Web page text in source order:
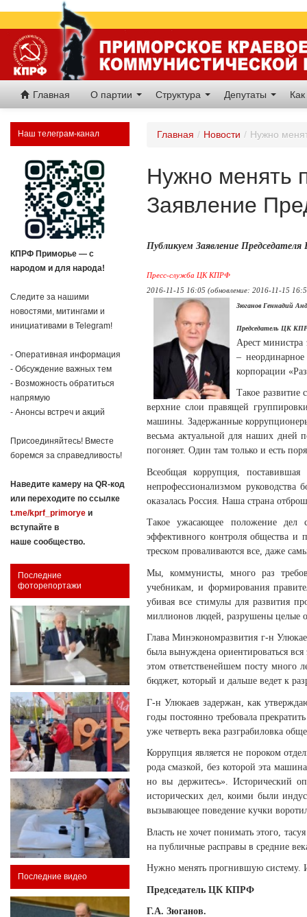
Главная О партии Структура Депутаты
Наш телеграм-канал
КПРФ Приморье — с
народом и для народа!
Следите за нашими
новостями, митингами и
инициативами в Telegram!
- Оперативная информация
- Обсуждение важных тем
- Возможность обратиться
напрямую
- Анонсы встреч и акций
Присоединяйтесь! Вместе
боремся за справедливость!
Наведите камеру на QR-код
или переходите по ссылке
t.me/kprf_primorye и
вступайте в
наше сообщество.
Последние
фоторепортажи
Последние видео
Главная / Новости / Нужно
Нужно менять
Заявление
Публикуем Заявление
Пресс-служба ЦК КПРФ
2016-11-15 16:05 (обновление: 2016-11-15
Зюганов Геннадий
Председатель ЦК
Арест
–
корпорации
Такое развитие
верхние слои правящей
машины. Задержанные
весьма актуальной для наших
погоняет. Один там только и есть
Всеобщая коррупция,
непрофессионализмом руководства
оказалась Россия. Наша страна
Такое ужасающее положение дел
эффективного контроля общества и
треском проваливаются все, даже
Мы, коммунисты, много раз
учебникам, и формирования
убивая все стимулы для развития
миллионов людей, разрушены целые
Глава Минэкономразвития г-н
была вынуждена ориентироваться
этом ответственейшем посту много
бюджет, который и дальше ведет к
Г-н Улюкаев задержан, как
годы постоянно требовала
уже четверть века разграбиловка
Коррупция является не пороком
рода смазкой, без которой эта
но вы держитесь». Исторический
исторических дел, коими были
вызывающее поведение кучки
Власть не хочет понимать этого,
на публичные расправы в средние
Нужно менять прогнившую систему.
Председатель ЦК КПРФ
Г.А. Зюганов.